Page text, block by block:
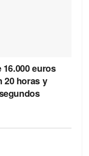
euros
20 horas y